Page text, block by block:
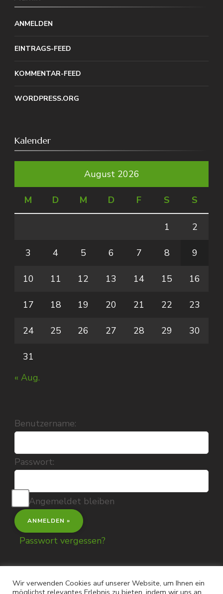
ANMELDEN
EINTRAGS-FEED
KOMMENTAR-FEED
WORDPRESS.ORG
Kalender
August 2026
M D M D F S S
1 2
3 4 5 6 7 8 9
10 11 12 13 14 15 16
17 18 19 20 21 22 23
24 25 26 27 28 29 30
31
« Aug.
Benutzername:
Passwort:
Angemeldet bleiben
Passwort vergessen?
Wir verwenden Cookies auf unserer Website, um Ihnen ein
möglichst relevantes Erlebnis zu bieten, indem wir uns an